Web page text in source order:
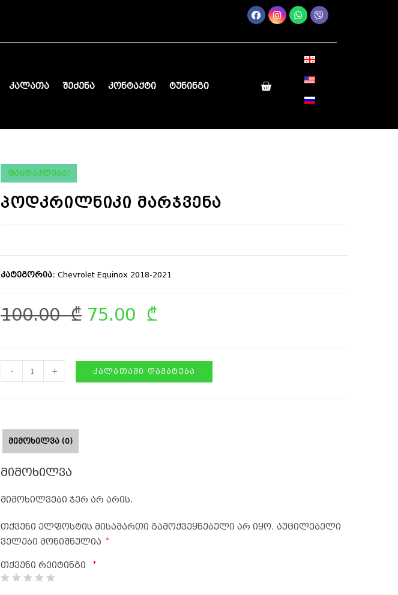
კალათა შეძენა კონტაქტი ტუნინგი
ᲤᲐᲡᲓᲐᲙᲚᲔᲑᲐ!
პოდკრილნიკი მარჯვენა
კატეგორია: Chevrolet Equinox 2018-2021
100.00₾ 75.00 ₾
- + ᲙᲐᲚᲐᲗᲐᲨᲘ ᲓᲐᲛᲐᲢᲔᲑᲐ
ᲛᲘᲛᲝᲮᲘᲚᲕᲐ (0)
მიმოხილვა
მიმოხილვები ჯერ არ არის.
თქვენი ელფოსტის მისამართი გამოქვეყნებული არ იყო. აუცილებელი
ველები მონიშნულია
*
თქვენი რეიტინგი *